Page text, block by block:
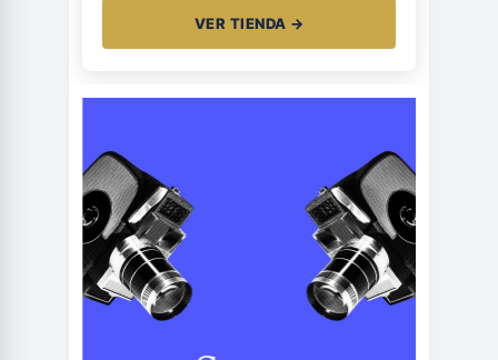
VER TIENDA →